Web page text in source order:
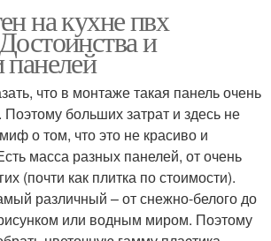
на кухне пвх
и
панелей
что в монтаже такая панель очень
больших затрат и здесь не
о том, что это не красиво и
масса разных панелей, от очень
(почти как плитка по стоимости).
различный – от снежно-белого до
или водным миром. Поэтому